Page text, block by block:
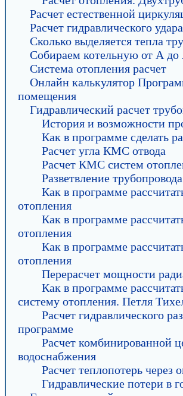
Расчет естественной
Расчет гидравлического удара
Сколько выделяется тепла
Собираем котельную от А до
Система отопления расчет
Онлайн калькулятор
помещения
Гидравлический расчет
История и возможности
Как в программе сделать
Расчет угла КМС отвода
Расчет КМС систем
Разветвление
Как в программе
отопления
Как в программе
отопления
Как в программе
отопления
Перерасчет мощности
Как в программе
систему отопления. Петля
Расчет гидравлического
программе
Расчет комбинированной
водоснабжения
Расчет теплопотерь
Гидравлические потери в